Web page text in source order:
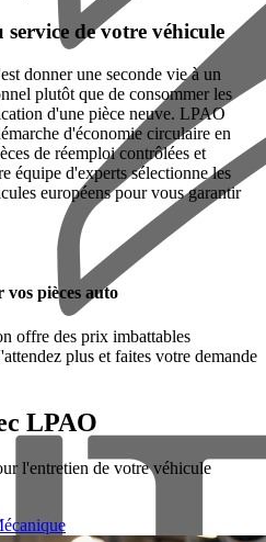
de votre véhicule
donner une seconde vie à un
plutôt que de consommer les
d'une pièce neuve. LPAO
d'économie circulaire en
de réemploi contrôlées et
équipe d'experts sélectionne les
européens pour vous garantir
pièces auto
offre des prix imbattables
plus et faites votre demande
LPAO
l'entretien de votre véhicule